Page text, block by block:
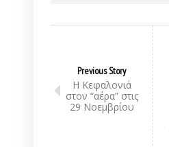
Previous Story
Η Κεφαλονιά
στον “αέρα” στις
29 Νοεμβρίου